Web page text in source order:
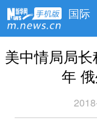
国际
美中情局局
年